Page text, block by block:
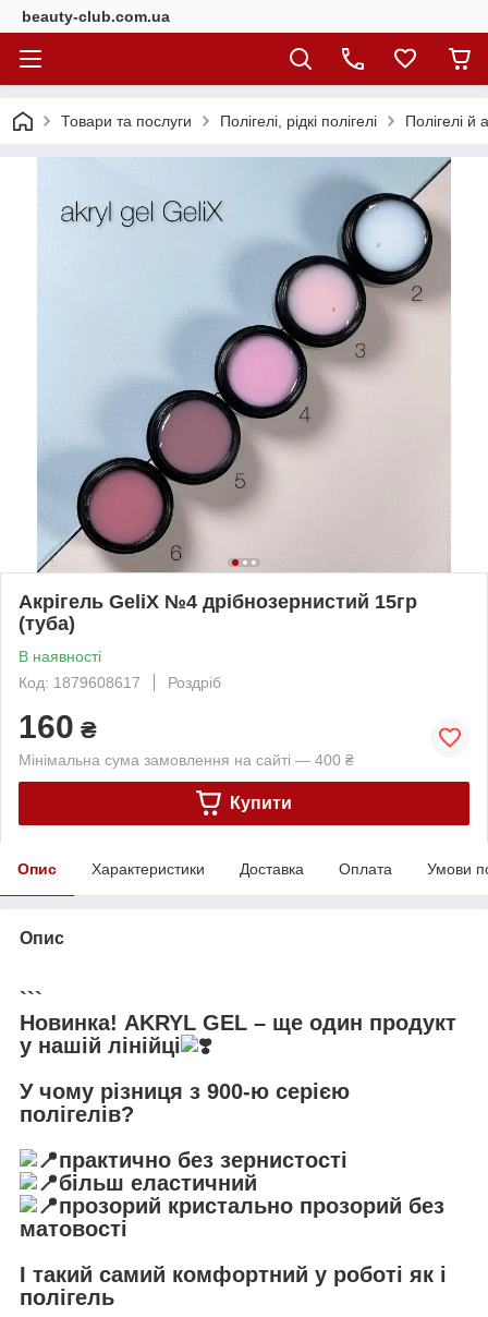
beauty-club.com.ua
Товари та послуги Полігелі, рідкі полігелі Полігелі й
Акрігель GeliX №4 дрібнозернистий 15гр
(туба)
В наявності
Код: 1879608617
Роздріб
160 ₴
Мінімальна сума замовлення на сайті — 400 ₴
Купити
Опис Характеристики Доставка Оплата Умови
Опис
```
Новинка! AKRYL GEL – ще один продукт
у нашій лінійці
У чому різниця з 900-ю серією
полігелів?
практично без зернистості
більш еластичний
прозорий кристально прозорий без
матовості
І такий самий комфортний у роботі як і
полігель